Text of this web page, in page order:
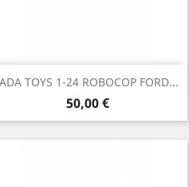
TOYS 1-24 ROBOCOP FORD...
Precio
50,00 €
Vista rápida